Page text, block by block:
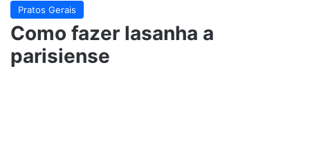
Pratos Gerais
Como fazer lasanha a
parisiense